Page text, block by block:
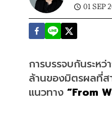
01 SEP
การบรรจบกันระห
ล้านของมิตรผลที่ส
แนวทาง “From